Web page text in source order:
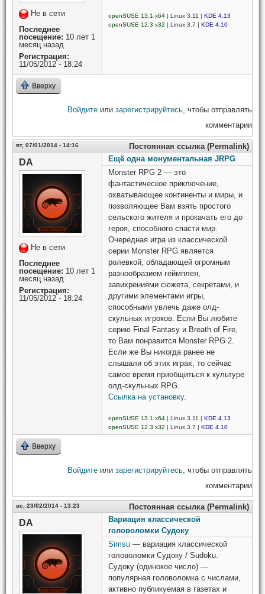
Не в сети
Последнее
посещение: 10 лет 1
месяц назад
Регистрация:
11/05/2012 - 18:24
openSUSE 13.1 x64 | Linux 3.11 | KDE 4.13
openSUSE 12.3 x32 | Linux 3.7 | KDE 4.10
Вверху
Войдите или зарегистрируйтесь , чтобы отправлять
комментарии
вт, 07/01/2014 - 14:16 Постоянная ссылка (Permalink)
DA
Не в сети
Последнее
посещение: 10 лет 1
месяц назад
Регистрация:
11/05/2012 - 18:24
Ещё одна монументальная JRPG
Monster RPG 2 — это
фантастическое приключение,
охватывающее континенты и миры, и
позволяющее Вам взять простого
сельского жителя и прокачать его до
героя, способного спасти мир.
Очередная игра из классической
серии Monster RPG является
ролевкой, обладающей огромным
разнообразием геймплея,
завихрениями сюжета, секретами, и
другими элементами игры,
способными увлечь даже олд-
скульных игроков. Если Вы любите
серию Final Fantasy и Breath of Fire,
то Вам понравится Monster RPG 2.
Если же Вы никогда ранее не
слышали об этих играх, то сейчас
самое время приобщиться к культуре
олд-скульных RPG.
Ссылка на установку.
openSUSE 13.1 x64 | Linux 3.11 | KDE 4.13
openSUSE 12.3 x32 | Linux 3.7 | KDE 4.10
Вверху
Войдите или зарегистрируйтесь, чтобы отправлять
комментарии
вс, 23/02/2014 - 13:23 Постоянная ссылка (Permalink)
DA
Вариация классической
головоломки Судоку
Simsu — вариация классической
головоломки Судоку / Sudoku.
Судоку (одинокое число) —
популярная головоломка с числами,
активно публикуемая в газетах и